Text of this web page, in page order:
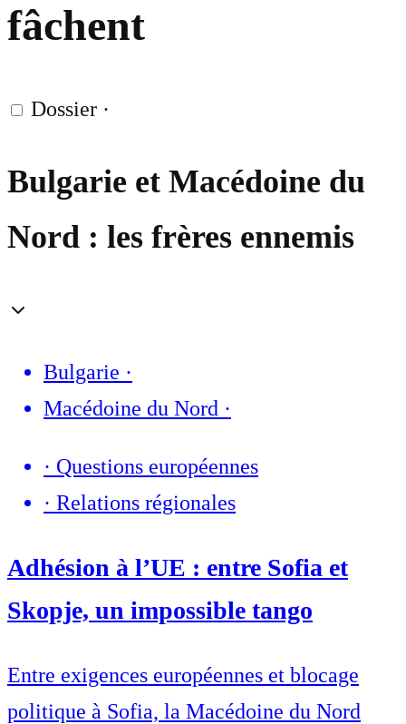
fâchent
Dossier ·
Bulgarie et Macédoine du
Nord : les frères ennemis
Bulgarie ·
Macédoine du Nord ·
· Questions européennes
· Relations régionales
Adhésion à l’UE : entre Sofia et
Skopje, un impossible tango
Entre exigences européennes et blocage
politique à Sofia, la Macédoine du Nord